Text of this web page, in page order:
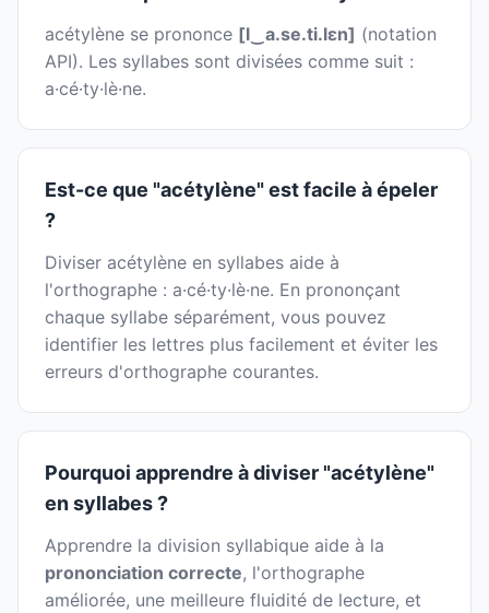
acétylène se prononce [l‿a.se.ti.lɛn] (notation
API). Les syllabes sont divisées comme suit :
a·cé·ty·lè·ne.
Est-ce que "acétylène" est facile à épeler
?
Diviser acétylène en syllabes aide à
l'orthographe : a·cé·ty·lè·ne. En prononçant
chaque syllabe séparément, vous pouvez
identifier les lettres plus facilement et éviter les
erreurs d'orthographe courantes.
Pourquoi apprendre à diviser "acétylène"
en syllabes ?
Apprendre la division syllabique aide à la
prononciation correcte, l'orthographe
améliorée, une meilleure fluidité de lecture, et